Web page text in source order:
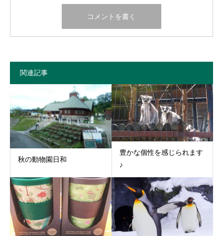
関連記事
秋の動物園日和
豊かな個性を感じられます
♪